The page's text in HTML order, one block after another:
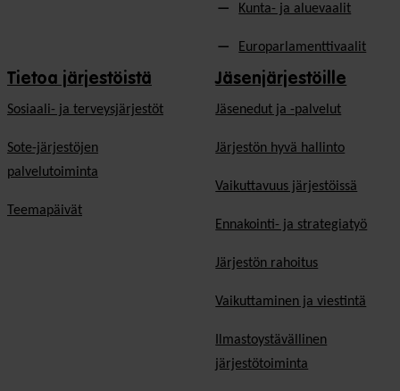
Kunta- ja aluevaalit
Europarlamenttivaalit
Tietoa järjestöistä
Sosiaali- ja terveysjärjestöt
Sote-järjestöjen
palvelutoiminta
Teemapäivät
Jäsenjärjestöille
Jäsen­edut ja -palvelut
Järjestön hyvä hallinto
Vaikuttavuus järjestöissä
Ennakointi- ja strategiatyö
Järjestön rahoitus
Vaikuttaminen ja viestintä
Ilmastoystävällinen
järjestötoiminta